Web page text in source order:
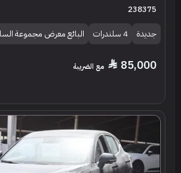
238375
جديدة 4 سلندرات البائع معرض مجموعة
85,000 مع الضريبة